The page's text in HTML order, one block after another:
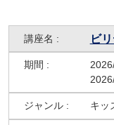
ビ
キッ